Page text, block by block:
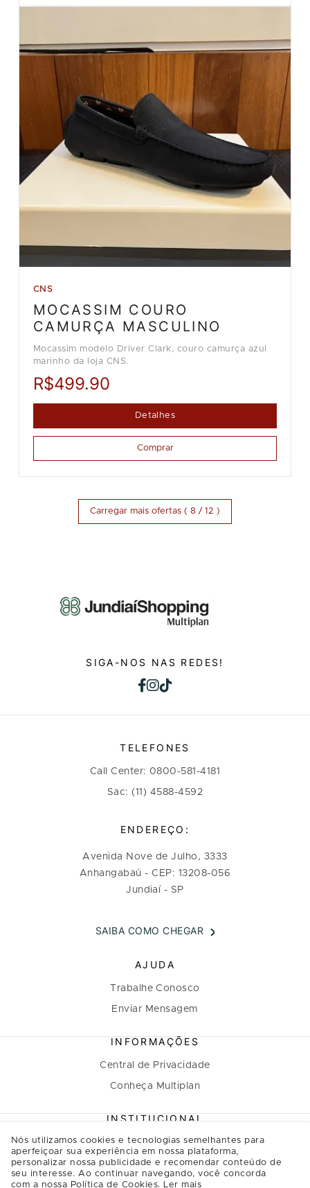
CNS
MOCASSIM COURO
CAMURÇA MASCULINO
Mocassim modelo Driver Clark, couro camurça azul
marinho da loja CNS.
R$499.90
Detalhes
Comprar
Carregar mais ofertas ( 8 / 12 )
SIGA-NOS NAS REDES!
TELEFONES
Call Center: 0800-581-4181
Sac: (11) 4588-4592
ENDEREÇO:
Avenida Nove de Julho, 3333
Anhangabaú - CEP: 13208-056
Jundiaí - SP
SAIBA COMO CHEGAR
AJUDA
Trabalhe Conosco
Enviar Mensagem
INFORMAÇÕES
Central de Privacidade
Conheça Multiplan
INSTITUCIONAL
A Multiplan
Inovação
Sustentabilidade
Nós utilizamos cookies e tecnologias semelhantes para
aperfeiçoar sua experiência em nossa plataforma,
personalizar nossa publicidade e recomendar conteúdo de
seu interesse. Ao continuar navegando, você concorda
com a nossa Política de Cookies. Ler mais